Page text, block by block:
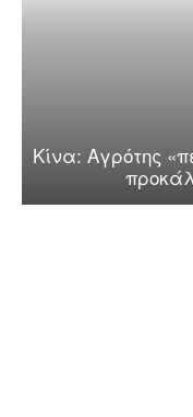
Κίνα: Αγρότης